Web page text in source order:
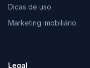
Dicas de uso
Marketing imobiliário
Legal